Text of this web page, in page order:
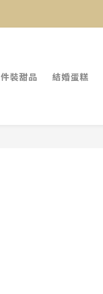
件裝甜品 結婚蛋糕